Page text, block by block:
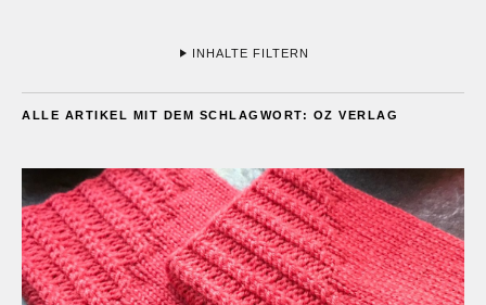
INHALTE FILTERN
ALLE ARTIKEL MIT DEM SCHLAGWORT: OZ VERLAG